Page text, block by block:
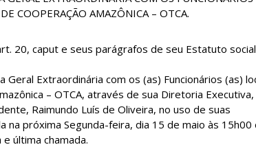
COOPERAÇÃO AMAZÔNICA – OTCA.
20, caput e seus parágrafos de seu Estatuto
Extraordinária com os (as) Funcionários (as)
– OTCA, através de sua Diretoria Executiva,
Raimundo Luís de Oliveira, no uso de suas
próxima Segunda-feira, dia 15 de maio às 15h00
última chamada.